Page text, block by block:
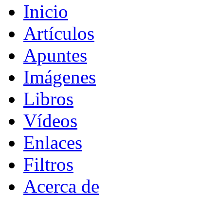
Inicio
Artículos
Apuntes
Imágenes
Libros
Vídeos
Enlaces
Filtros
Acerca de